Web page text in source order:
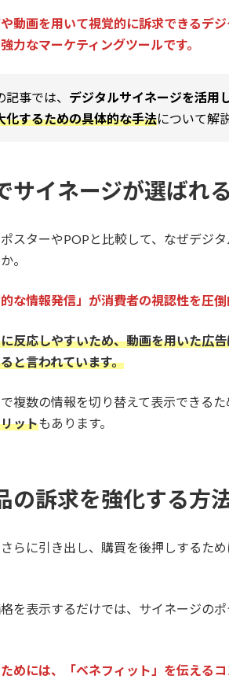
動画を用いて視覚的に訴求できるデ
力なマーケティングツールです。
記事では、 デジタルサイネージを活用
化するための具体的な手法について解
サイネージが選ばれ
スターやPOPと比較して、なぜデジ
。
な情報発信」が消費者の視認性を圧倒
反応しやすいため、動画を用いた広
と言われています。
複数の情報を切り替えて表示できる
ットもあります。
の訴求を強化する方
らに引き出し、購買を後押しするた
を表示するだけでは、サイネージの
めには、「ベネフィット」を伝える